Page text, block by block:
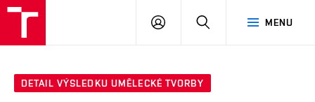
MENU
PŘIHLÁSIT
DETAIL VÝSLEDKU UMĚLECKÉ TVORBY